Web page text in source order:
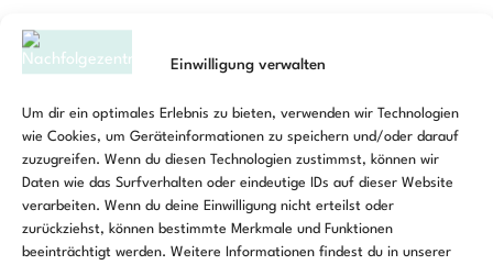
Einwilligung verwalten
Um dir ein optimales Erlebnis zu bieten, verwenden wir Technologien
wie Cookies, um Geräteinformationen zu speichern und/oder darauf
zuzugreifen. Wenn du diesen Technologien zustimmst, können wir
Daten wie das Surfverhalten oder eindeutige IDs auf dieser Website
verarbeiten. Wenn du deine Einwilligung nicht erteilst oder
zurückziehst, können bestimmte Merkmale und Funktionen
beeinträchtigt werden. Weitere Informationen findest du in unserer
23
„Unternehmensnachfolge“
23 September,17:00-21:00
Altstädtisches Rathaus im RolandsaalAltstädtischer Markt 10,
Brandenburg an der Havel, Germany
Oktober 2026